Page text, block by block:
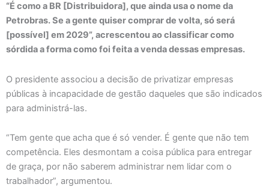
“É como a BR [Distribuidora], que ainda usa o nome da
Petrobras. Se a gente quiser comprar de volta, só será
[possível] em 2029”, acrescentou ao classificar como
sórdida a forma como foi feita a venda dessas empresas.
O presidente associou a decisão de privatizar empresas
públicas à incapacidade de gestão daqueles que são indicados
para administrá-las.
“Tem gente que acha que é só vender. É gente que não tem
competência. Eles desmontam a coisa pública para entregar
de graça, por não saberem administrar nem lidar com o
trabalhador”, argumentou.